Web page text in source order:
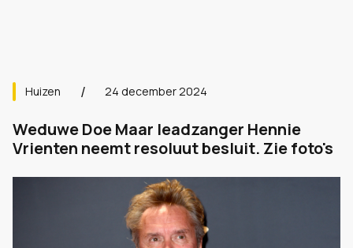
Huizen 24 december 2024
Weduwe Doe Maar leadzanger Hennie
Vrienten neemt resoluut besluit. Zie foto's